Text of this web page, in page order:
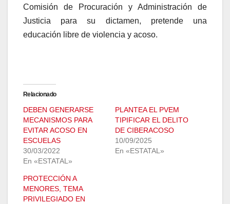
Comisión de Procuración y Administración de
Justicia para su dictamen, pretende una
educación libre de violencia y acoso.
Relacionado
DEBEN GENERARSE
MECANISMOS PARA
EVITAR ACOSO EN
ESCUELAS
30/03/2022
En «ESTATAL»
PLANTEA EL PVEM
TIPIFICAR EL DELITO
DE CIBERACOSO
10/09/2025
En «ESTATAL»
PROTECCIÓN A
MENORES, TEMA
PRIVILEGIADO EN